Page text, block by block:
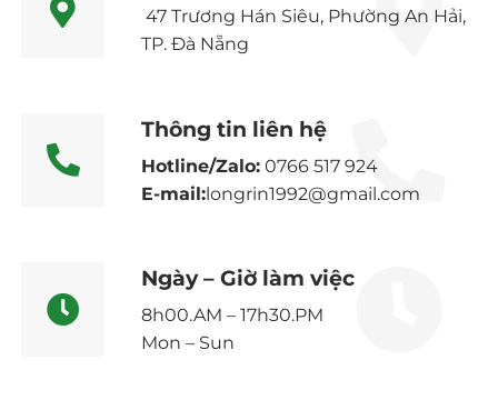
47 Trương Hán Siêu, Phường An Hải,
TP. Đà Nẵng
Thông tin liên hệ
Hotline/Zalo:0766 517 924
E-mail:longrin1992@gmail.com
Ngày – Giờ làm việc
8h00.AM – 17h30.PM
Mon – Sun